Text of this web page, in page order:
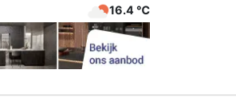
16.4 ℃